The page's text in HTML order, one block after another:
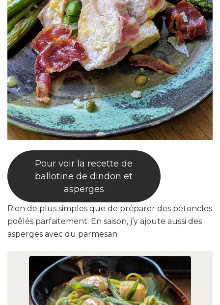
Pour voir la recette de
ballotine de dindon et
asperges
Rien de plus simples que de préparer des pétoncles
poêlés parfaitement. En saison, j’y ajoute aussi des
asperges avec du parmesan.